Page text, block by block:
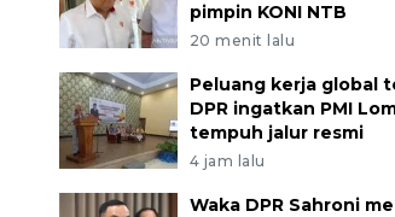
pimpin KONI NTB
20 menit lalu
Peluang kerja global
DPR ingatkan PMI
tempuh jalur resmi
4 jam lalu
Waka DPR Sahroni